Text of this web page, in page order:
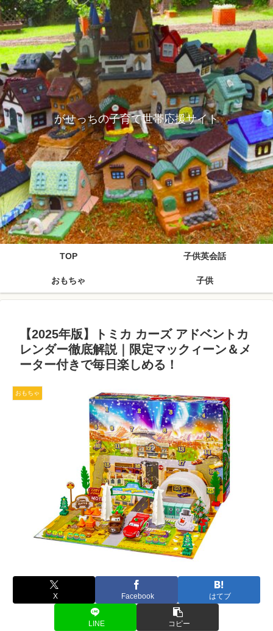
がせっちの子育て世帯応援サイト
TOP 子供英会話
おもちゃ 子供
【2025年版】トミカ カーズ アドベントカ
レンダー徹底解説｜限定マックィーン＆メ
ーター付きで毎日楽しめる！
おもちゃ
X Facebook はてブ
LINE コピー